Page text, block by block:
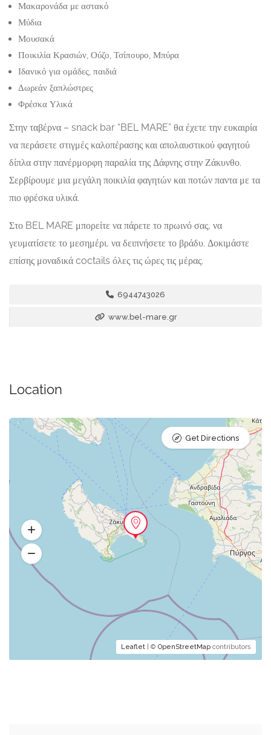
Μακαρονάδα με αστακό
Μύδια
Μουσακά
Ποικιλία Κρασιών, Ούζο, Τσίπουρο, Μπύρα
Ιδανικό για ομάδες, παιδιά
Δωρεάν ξαπλώστρες
Φρέσκα Υλικά
Στην ταβέρνα – snack bar “BEL MARE” θα έχετε την ευκαιρία
να περάσετε στιγμές καλοπέρασης και απολαυστικού φαγητού
δίπλα στην πανέρμορφη παραλία της Δάφνης στην Ζάκυνθο.
Σερβίρουμε μια μεγάλη ποικιλία φαγητών και ποτών παντα με τα
πιο φρέσκα υλικά.
Στο BEL MARE μπορείτε να πάρετε το πρωινό σας, να
γευματίσετε το μεσημέρι, να δειπνήσετε το βράδυ. Δοκιμάστε
επίσης μοναδικά coctails όλες τις ώρες τις μέρας.
6944743026
www.bel-mare.gr
Location
Leaflet | © OpenStreetMap contributors
Get Directions